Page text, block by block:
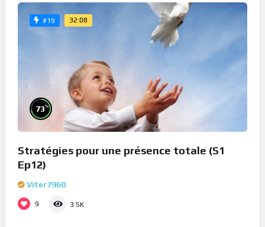
#19 32:08
73%
Stratégies pour une présence totale (S1
Ep12)
Viter7960
9 3.5K